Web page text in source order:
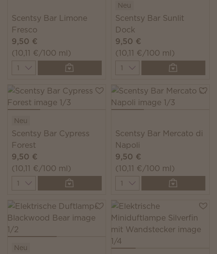
Scentsy Bar Limone
Fresco
9,50 €
(10,11 €/100 ml)
Quantity
Neu
Scentsy Bar Sunlit
Dock
9,50 €
(10,11 €/100 ml)
Quantity
Neu
Scentsy Bar Cypress
Forest
9,50 €
(10,11 €/100 ml)
Quantity
Scentsy Bar Mercato di
Napoli
9,50 €
(10,11 €/100 ml)
Quantity
Neu